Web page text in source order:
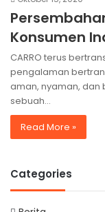
Konsumen
CARRO terus
pengalaman
aman, nyaman, dan
sebuah…
Read More »
Categories